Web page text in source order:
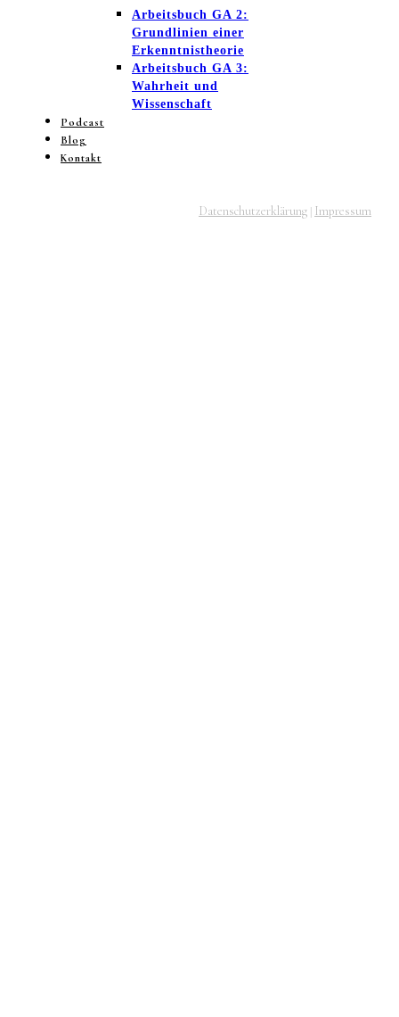
Arbeitsbuch GA 2:
Grundlinien einer
Erkenntnistheorie
Arbeitsbuch GA 3:
Wahrheit und
Wissenschaft
Podcast
Blog
Kontakt
Datenschutzerklärung | Impressum